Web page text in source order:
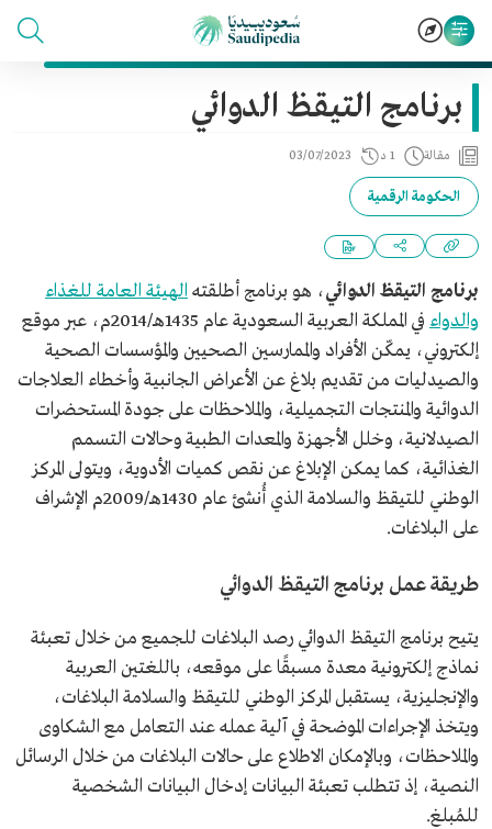
برنامج التيقظ الدوائي
مقالة 1 د 03/07/2023
الحكومة الرقمية
برنامج التيقظ الدوائي، هو برنامج أطلقته الهيئة العامة للغذاء
والدواء
في المملكة العربية السعودية عام 1435هـ/2014م، عبر موقع
إلكتروني، يمكّن الأفراد والممارسين الصحيين والمؤسسات الصحية
والصيدليات من تقديم بلاغ عن الأعراض الجانبية وأخطاء العلاجات
الدوائية والمنتجات التجميلية، والملاحظات على جودة المستحضرات
الصيدلانية، وخلل الأجهزة والمعدات الطبية وحالات التسمم
الغذائية، كما يمكن الإبلاغ عن نقص كميات الأدوية، ويتولى المركز
الوطني للتيقظ والسلامة الذي أُنشئ عام 1430هـ/2009م الإشراف
على البلاغات.
طريقة عمل برنامج التيقظ الدوائي
يتيح برنامج التيقظ الدوائي رصد البلاغات للجميع من خلال تعبئة
نماذج إلكترونية معدة مسبقًا على موقعه، باللغتين العربية
والإنجليزية، يستقبل المركز الوطني للتيقظ والسلامة البلاغات،
ويتخذ الإجراءات الموضحة في آلية عمله عند التعامل مع الشكاوى
والملاحظات، وبالإمكان الاطلاع على حالات البلاغات من خلال الرسائل
النصية، إذ تتطلب تعبئة البيانات إدخال البيانات الشخصية
للمُبلغ.